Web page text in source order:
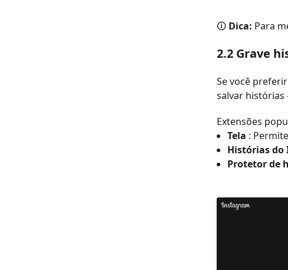
🛈 Dica: Para
2.2 Grave
Se você
salvar histórias
Extensões
Tela :
Histórias do
Protetor de